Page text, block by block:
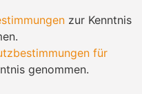
zur Kenntnis
für
genommen.